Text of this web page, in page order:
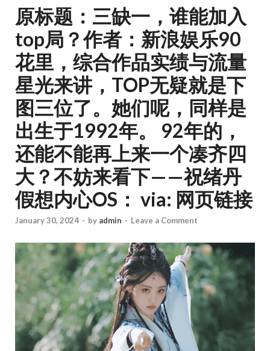
原标题：三缺一，谁能加入
top局？作者：新浪娱乐90
花里，综合作品实绩与流量
星光来讲，TOP无疑就是下
图三位了。她们呢，同样是
出生于1992年。 92年的，
还能不能再上来一个凑齐四
大？不妨来看下——祝绪丹
假想内心OS： via: 网页链接
January 30, 2024 - by admin - Leave a Comment